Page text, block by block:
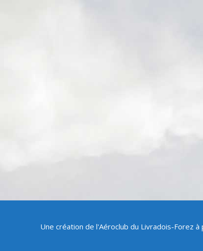
Une création de l'Aéroclub du Livradois-Forez